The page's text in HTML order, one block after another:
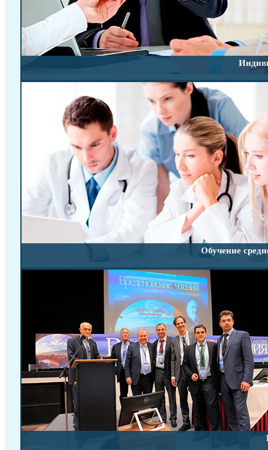
Обучение